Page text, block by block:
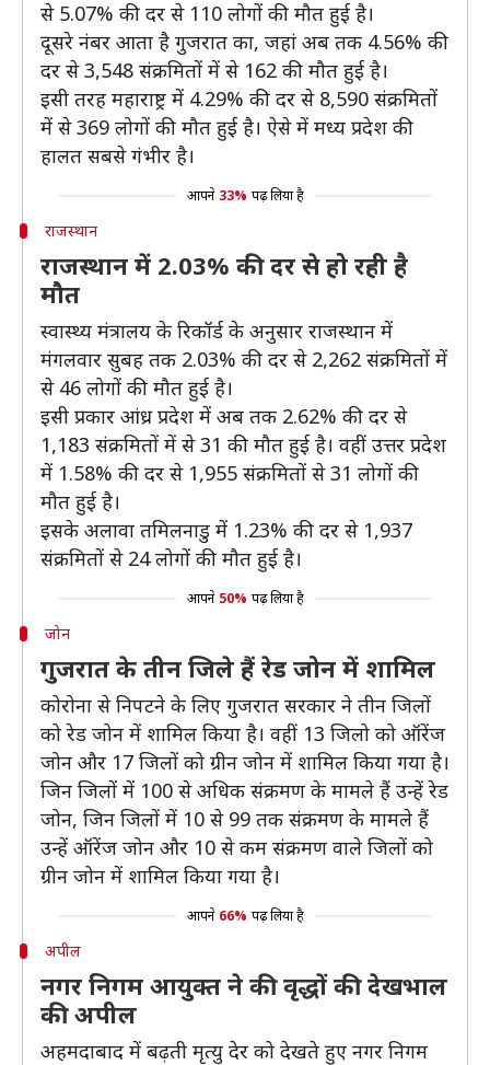
से 5.07% की दर से 110 लोगों की मौत हुई है।
दूसरे नंबर आता है गुजरात का, जहां अब तक 4.56% की
दर से 3,548 संक्रमितों में से 162 की मौत हुई है।
इसी तरह महाराष्ट्र में 4.29% की दर से 8,590 संक्रमितों
में से 369 लोगों की मौत हुई है। ऐसे में मध्य प्रदेश की
हालत सबसे गंभीर है।
आपने 33% पढ़ लिया है
राजस्थान
राजस्थान में 2.03% की दर से हो रही है
मौत
स्वास्थ्य मंत्रालय के रिकॉर्ड के अनुसार राजस्थान में
मंगलवार सुबह तक 2.03% की दर से 2,262 संक्रमितों में
से 46 लोगों की मौत हुई है।
इसी प्रकार आंध्र प्रदेश में अब तक 2.62% की दर से
1,183 संक्रमितों में से 31 की मौत हुई है। वहीं उत्तर प्रदेश
में 1.58% की दर से 1,955 संक्रमितों से 31 लोगों की
मौत हुई है।
इसके अलावा तमिलनाडु में 1.23% की दर से 1,937
संक्रमितों से 24 लोगों की मौत हुई है।
आपने 50% पढ़ लिया है
जोन
गुजरात के तीन जिले हैं रेड जोन में शामिल
कोरोना से निपटने के लिए गुजरात सरकार ने तीन जिलों
को रेड जोन में शामिल किया है। वहीं 13 जिलो को ऑरेंज
जोन और 17 जिलों को ग्रीन जोन में शामिल किया गया है।
जिन जिलों में 100 से अधिक संक्रमण के मामले हैं उन्हें रेड
जोन, जिन जिलों में 10 से 99 तक संक्रमण के मामले हैं
उन्हें ऑरेंज जोन और 10 से कम संक्रमण वाले जिलों को
ग्रीन जोन में शामिल किया गया है।
आपने 66% पढ़ लिया है
अपील
नगर निगम आयुक्त ने की वृद्धों की देखभाल
की अपील
अहमदाबाद में बढ़ती मृत्यु देर को देखते हुए नगर निगम